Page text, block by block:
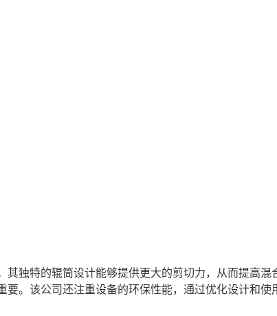
独特的辊筒设计能够提供更大的剪切力，从而提高混
。该公司还注重设备的环保性能，通过优化设计和使